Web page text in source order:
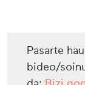
Pasarte
bideo/